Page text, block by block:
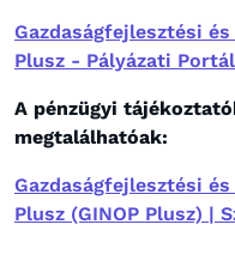
Gazdaságfejlesztési
Plusz - Pályázati
A pénzügyi
megtalálhatóak:
Gazdaságfejlesztési
Plusz (GINOP Plusz) |